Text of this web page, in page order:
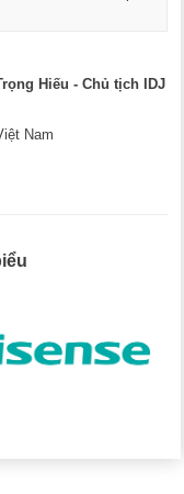
- CEO Dương Cafe